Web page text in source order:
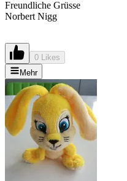
Freundliche Grüsse
Norbert Nigg
0 Likes
Mehr